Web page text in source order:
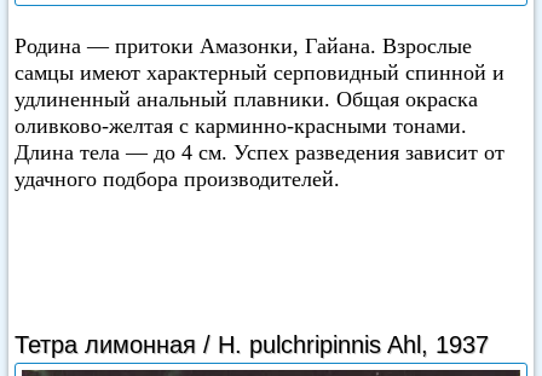
Родина — притоки Амазонки, Гайана. Взрослые
самцы имеют характерный серповидный спинной и
удлиненный анальный плавники. Общая окраска
оливково-желтая с карминно-красными тонами.
Длина тела — до 4 см. Успех разведения зависит от
удачного подбора производителей.
Тетра лимонная / Н. pulchripinnis Ahl, 1937